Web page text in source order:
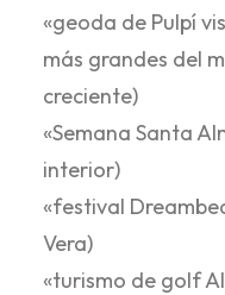
«geoda de Pulpí
más grandes del
creciente)
«Semana Santa
interior)
«festival
Vera)
«turismo de golf